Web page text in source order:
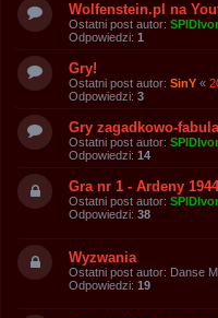
Wolfenstein.pl na
Ostatni post autor:
Odpowiedzi: 1
Gry!
Ostatni post autor: SinY «
Odpowiedzi: 3
Gry zagadkowo-
Ostatni post autor:
Odpowiedzi: 14
Gra nr 1 - Ardeny 1944
Ostatni post autor:
Odpowiedzi: 38
Wyzwania
Ostatni post autor: Danse
Odpowiedzi: 19